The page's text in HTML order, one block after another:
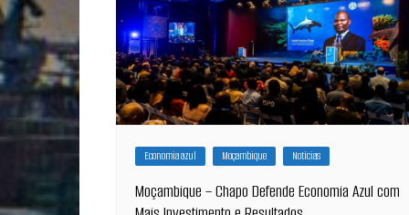
Economia azul Moçambique Notícias
Moçambique – Chapo Defende Economia Azul com